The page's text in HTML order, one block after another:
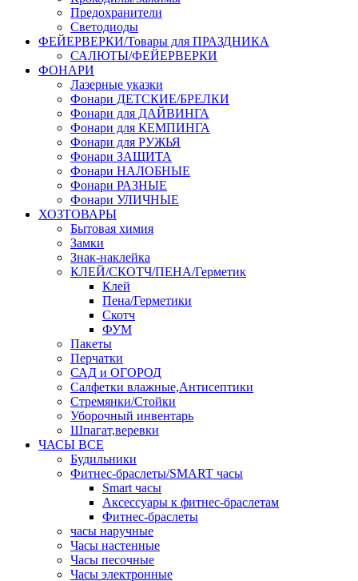
Предохранители
Светодиоды
ФЕЙЕРВЕРКИ/Товары для ПРАЗДНИКА
САЛЮТЫ/ФЕЙЕРВЕРКИ
ФОНАРИ
Лазерные указки
Фонари ДЕТСКИЕ/БРЕЛКИ
Фонари для ДАЙВИНГА
Фонари для КЕМПИНГА
Фонари для РУЖЬЯ
Фонари ЗАЩИТА
Фонари НАЛОБНЫЕ
Фонари РАЗНЫЕ
Фонари УЛИЧНЫЕ
ХОЗТОВАРЫ
Бытовая химия
Замки
Знак-наклейка
КЛЕЙ/СКОТЧ/ПЕНА/Герметик
Клей
Пена/Герметики
Скотч
ФУМ
Пакеты
Перчатки
САД и ОГОРОД
Салфетки влажные,Антисептики
Стремянки/Стойки
Уборочный инвентарь
Шпагат,веревки
ЧАСЫ ВСЕ
Будильники
Фитнес-браслеты/SMART часы
Smart часы
Аксессуары к фитнес-браслетам
Фитнес-браслеты
часы наручные
Часы настенные
Часы песочные
Часы электронные